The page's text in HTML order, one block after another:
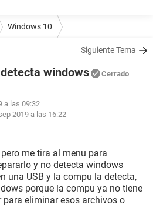
Windows 10
Siguiente Tema
windows Cerrado
a las 09:32
2019 a las 16:22
me tira al menu para
y no detecta windows
una USB y la compu la detecta,
porque la compu ya no tiene
para eliminar esos archivos o